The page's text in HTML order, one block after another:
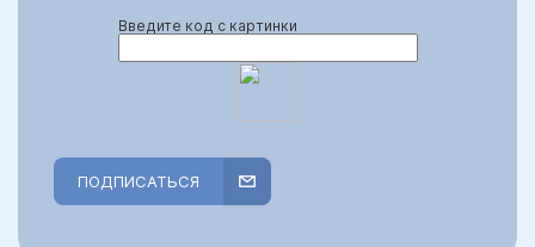
Введите код с картинки
ПОДПИСАТЬСЯ